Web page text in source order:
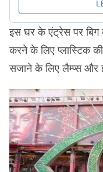
इस घर के एंट्रेस पर बिग
करने के लिए प्लास्टिक
सजाने के लिए लैम्प्स और